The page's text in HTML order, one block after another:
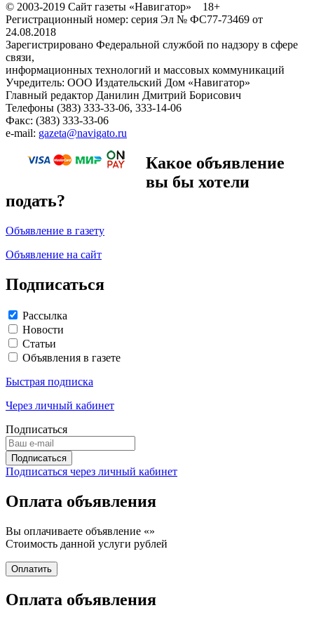
© 2003-2019 Сайт газеты «Навигатор» 18+
Регистрационный номер: серия Эл № ФС77-73469 от
24.08.2018
Зарегистрировано Федеральной службой по надзору в сфере
связи,
информационных технологий и массовых коммуникаций
Учредитель: ООО Издательский Дом «Навигатор»
Главный редактор Данилин Дмитрий Борисович
Телефоны (383) 333-33-06, 333-14-06
Факс: (383) 333-33-06
e-mail: gazeta@navigato.ru
Какое объявление
вы бы хотели
подать?
Объявление в газету
Объявление на сайт
Подписаться
Рассылка
Новости
Статьи
Объявления в газете
Быстрая подписка
Через личный кабинет
Подписаться
Подписаться через личный кабинет
Оплата объявления
Вы оплачиваете объявление «»
Стоимость данной услуги рублей
Оплата объявления